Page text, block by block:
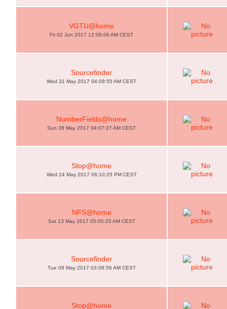
VGTU@home
Fri 02 Jun 2017 12:08:06 AM CEST
Sourcefinder
Wed 31 May 2017 04:09:55 AM CEST
NumberFields@home
Sun 28 May 2017 04:07:27 AM CEST
Stop@home
Wed 24 May 2017 06:10:25 PM CEST
NFS@home
Sat 13 May 2017 05:05:25 AM CEST
Sourcefinder
Tue 09 May 2017 03:09:56 AM CEST
Stop@home